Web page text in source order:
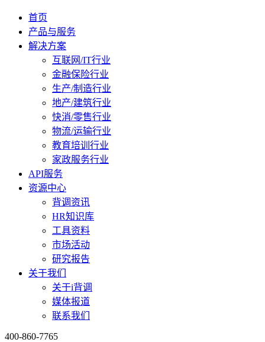
首页
产品与服务
解决方案
互联网/IT行业
金融保险行业
生产/制造行业
地产/建筑行业
快消/零售行业
物流/运输行业
教育培训行业
家政服务行业
API服务
资源中心
背调资讯
HR知识库
工具资料
市场活动
研究报告
关于我们
关于i背调
媒体报道
联系我们
400-860-7765